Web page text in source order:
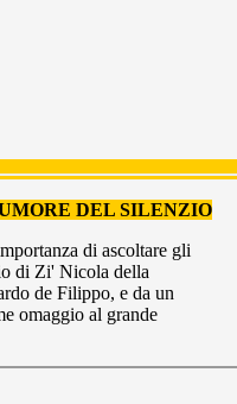
DEL SILENZIO
di ascoltare gli
di Zi' Nicola della
de Filippo, e da un
omaggio al grande